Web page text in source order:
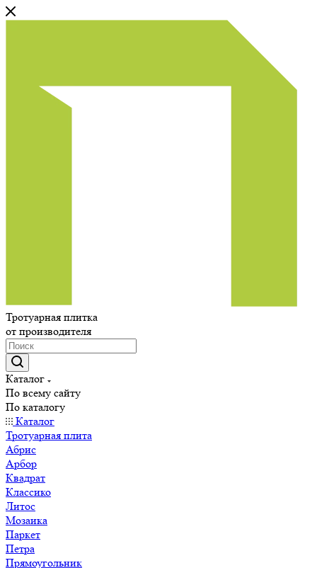
Тротуарная плитка
от производителя
Каталог
По всему сайту
По каталогу
Каталог
Тротуарная плита
Абрис
Арбор
Квадрат
Классико
Литос
Мозаика
Паркет
Петра
Прямоугольник